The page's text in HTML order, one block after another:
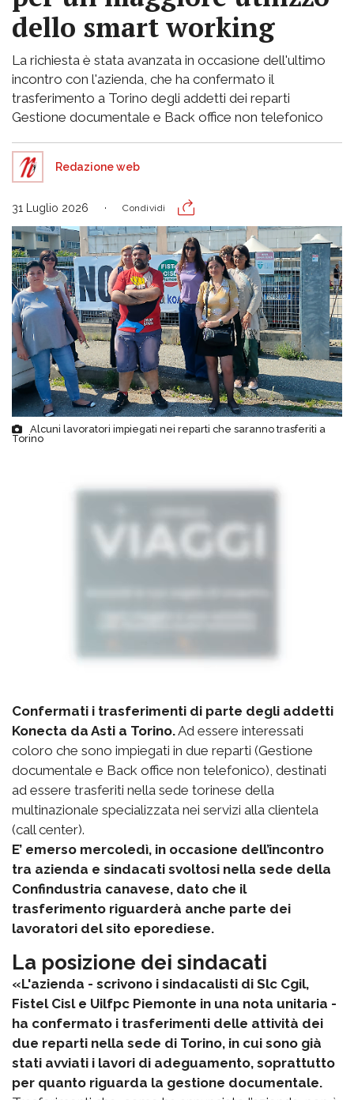
dello smart working
La richiesta è stata avanzata in occasione dell'ultimo
incontro con l'azienda, che ha confermato il
trasferimento a Torino degli addetti dei reparti
Gestione documentale e Back office non telefonico
Redazione web
31 Luglio 2026 Condividi
Alcuni lavoratori impiegati nei reparti che saranno trasferiti a
Torino
Confermati i trasferimenti di parte degli addetti
Konecta da Asti a Torino.Ad essere interessati
coloro che sono impiegati in due reparti (Gestione
documentale e Back office non telefonico), destinati
ad essere trasferiti nella sede torinese della
multinazionale specializzata nei servizi alla clientela
(call center).
E’ emerso mercoledì, in occasione dell’incontro
tra azienda e sindacati svoltosi nella sede della
Confindustria canavese, dato che il
trasferimento riguarderà anche parte dei
lavoratori del sito eporediese.
La posizione dei sindacati
«L'azienda - scrivono i sindacalisti di Slc Cgil,
Fistel Cisl e Uilfpc Piemonte in una nota unitaria -
ha confermato i trasferimenti delle attività dei
due reparti nella sede di Torino, in cui sono già
stati avviati i lavori di adeguamento, soprattutto
per quanto riguarda la gestione documentale.